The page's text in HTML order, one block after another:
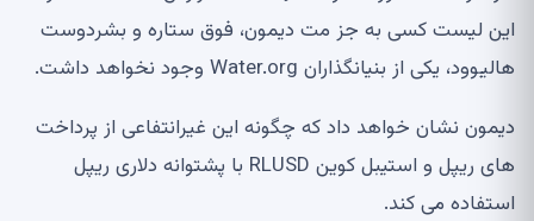
این لیست کسی به جز مت دیمون، فوق ستاره و بشردوست
هالیوود، یکی از بنیانگذاران Water.org وجود نخواهد داشت.
دیمون نشان خواهد داد که چگونه این غیرانتفاعی از پرداخت
های ریپل و استیبل کوین RLUSD با پشتوانه دلاری ریپل
استفاده می کند.